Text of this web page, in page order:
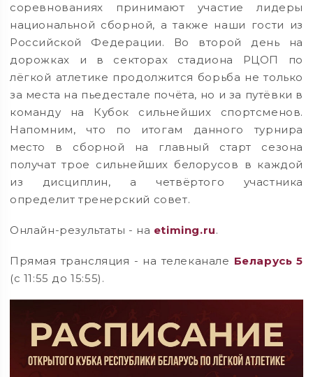
соревнованиях принимают участие лидеры
национальной сборной, а также наши гости из
Российской Федерации. Во второй день на
дорожках и в секторах стадиона РЦОП по
лёгкой атлетике продолжится борьба не только
за места на пьедестале почёта, но и за путёвки в
команду на Кубок сильнейших спортсменов.
Напомним, что по итогам данного турнира
место в сборной на главный старт сезона
получат трое сильнейших белорусов в каждой
из дисциплин, а четвёртого участника
определит тренерский совет.
Онлайн-результаты - на etiming.ru.
Прямая трансляция - на телеканале Беларусь 5
(с 11:55 до 15:55).